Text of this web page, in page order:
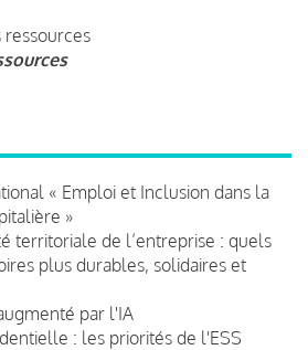
ressources
« Emploi et Inclusion dans la
»
territoriale de l’entreprise : quels
plus durables, solidaires et
par l'IA
: les priorités de l'ESS